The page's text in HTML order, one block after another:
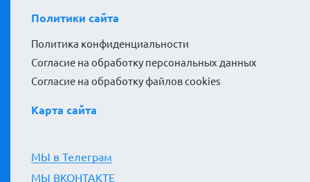
Политики сайта
Политика конфиденциальности
Согласие на обработку персональных данных
Согласие на обработку файлов cookies
Карта сайта
МЫ в Телеграм
МЫ ВКОНТАКТЕ